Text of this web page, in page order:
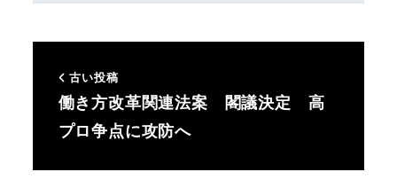
古い投稿
働き方改革関連法案 閣議決定 高
プロ争点に攻防へ